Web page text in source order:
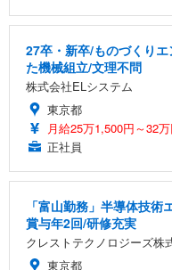
27卒・新卒/ものづくり
た機械組立/文理不問
株式会社ELシステム
東京都
月給25万1,500円～32
正社員
「富山勤務」半導体技
賞与年2回/研修充実
クレストテクノロジーズ株
東京都